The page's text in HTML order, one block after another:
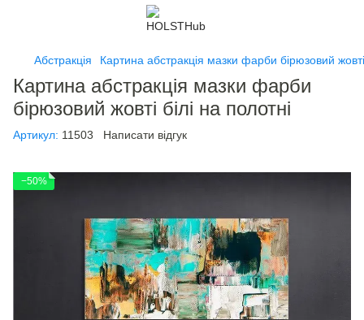
Абстракція Картина абстракція мазки фарби бірюзовий жовті
Картина абстракція мазки фарби
бірюзовий жовті білі на полотні
Артикул: 11503 Написати відгук
−50%